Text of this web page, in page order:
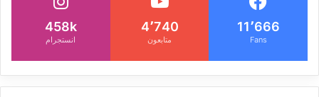
11٬666
Fans
4٬740
متابعون
458k
انستجرام